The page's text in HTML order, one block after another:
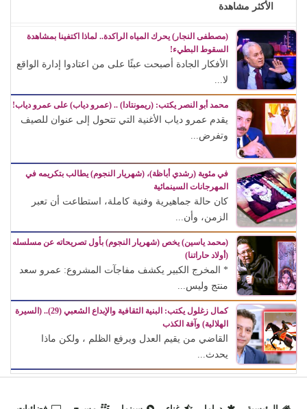
الأكثر مشاهدة
(مصطفى النجار) يحرك المياه الراكدة.. لماذا اكتفينا بمشاهدة
السقوط البطيء!
الأفكار الجادة أصبحت عبئًا على من اعتادوا إدارة الواقع
لا...
محمد أبو النصر يكتب: (ريمونتادا) .. (عمرو دياب) على عمرو دياب!
يقدم عمرو دياب الأغنية التي تتحول إلى عنوان للصيف
وتفرض...
في مئوية (رشدي أباظة)، (شهريار النجوم) يطالب بتكريمه في
المهرجانات السينمائية
كان حالة جماهيرية وفنية كاملة، استطاعت أن تعبر
الزمن، وأن...
(محمد ياسين) يخص (شهريار النجوم) بأول تصريحاته عن مسلسله
(أولاد حاراتنا)
* المخرج الكبير يكشف مفاجآت المشروع: عمرو سعد
منتج وليس...
كمال زغلول يكتب: البنية الثقافية والإبداع الشعبي (29).. (السيرة
الهلالية) وآفة الكذب
القاضي من يقيم العدل ويرفع الظلم ، ولكن ماذا
يحدث...